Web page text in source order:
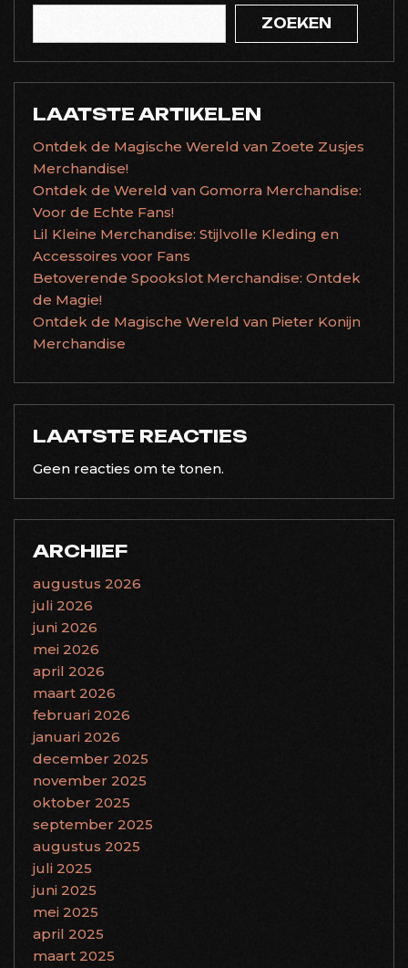
ZOEKEN
LAATSTE ARTIKELEN
Ontdek de Magische Wereld van Zoete Zusjes
Merchandise!
Ontdek de Wereld van Gomorra Merchandise:
Voor de Echte Fans!
Lil Kleine Merchandise: Stijlvolle Kleding en
Accessoires voor Fans
Betoverende Spookslot Merchandise: Ontdek
de Magie!
Ontdek de Magische Wereld van Pieter Konijn
Merchandise
LAATSTE REACTIES
Geen reacties om te tonen.
ARCHIEF
augustus 2026
juli 2026
juni 2026
mei 2026
april 2026
maart 2026
februari 2026
januari 2026
december 2025
november 2025
oktober 2025
september 2025
augustus 2025
juli 2025
juni 2025
mei 2025
april 2025
maart 2025